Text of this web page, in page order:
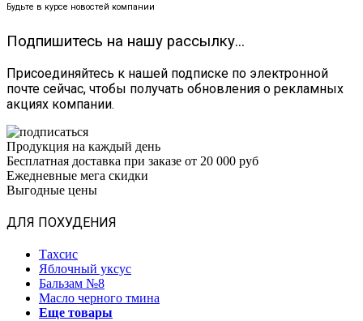
Будьте в курсе новостей компании
Подпишитесь на нашу рассылку...
Присоединяйтесь к нашей подписке по электронной
почте сейчас, чтобы получать обновления о рекламных
акциях компании.
Продукция на каждый день
Бесплатная доставка при заказе от 20 000 руб
Ежедневные мега скидки
Выгодные цены
ДЛЯ ПОХУДЕНИЯ
Тахсис
Яблочный уксус
Бальзам №8
Масло черного тмина
Еще товары